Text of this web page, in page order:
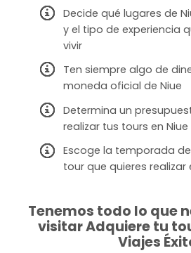
Decide qué lugares de
y el tipo de experiencia
vivir
Ten siempre algo de
moneda oficial de Niue
Determina un
realizar tus tours en Niue
Escoge la temporada
tour que quieres realizar
Tenemos todo lo que
visitar Adquiere tu
Viajes